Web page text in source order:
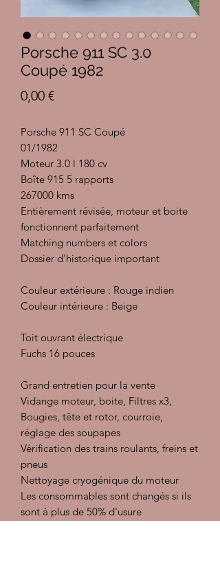
Porsche 911 SC 3.0
Coupé 1982
0,00 €Prix
Porsche 911 SC Coupé
01/1982
Moteur 3.0 l 180 cv
Boîte 915 5 rapports
267000 kms
Entièrement révisée, moteur et boite
fonctionnent parfaitement
Matching numbers et colors
Dossier d'historique important
Couleur extérieure : Rouge indien
Couleur intérieure : Beige
Toit ouvrant électrique
Fuchs 16 pouces
Grand entretien pour la vente
Vidange moteur, boite, Filtres x3,
Bougies, tête et rotor, courroie,
réglage des soupapes
Vérification des trains roulants, freins et
pneus
Nettoyage cryogénique du moteur
Les consommables sont changés si ils
sont à plus de 50% d'usure